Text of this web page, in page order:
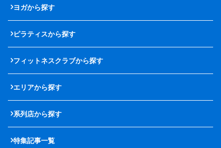
ヨガから探す
ピラティスから探す
フィットネスクラブから探す
エリアから探す
系列店から探す
特集記事一覧